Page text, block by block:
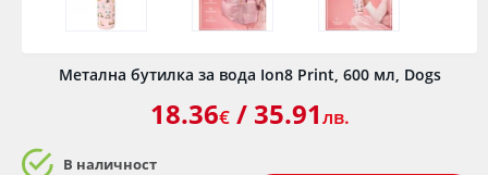
Метална бутилка за вода Ion8 Print, 600 мл, Dogs
18.36€/ 35.91лв.
В наличност